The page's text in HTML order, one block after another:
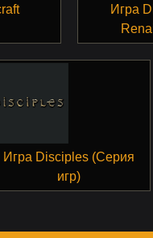
Игра
Игра Disciples (Серия
игр)